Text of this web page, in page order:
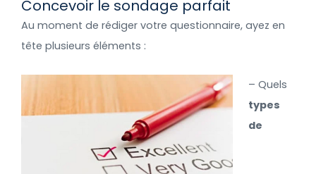
Concevoir le sondage parfait
Au moment de rédiger votre questionnaire, ayez en
tête plusieurs éléments :
– Quels
types
de